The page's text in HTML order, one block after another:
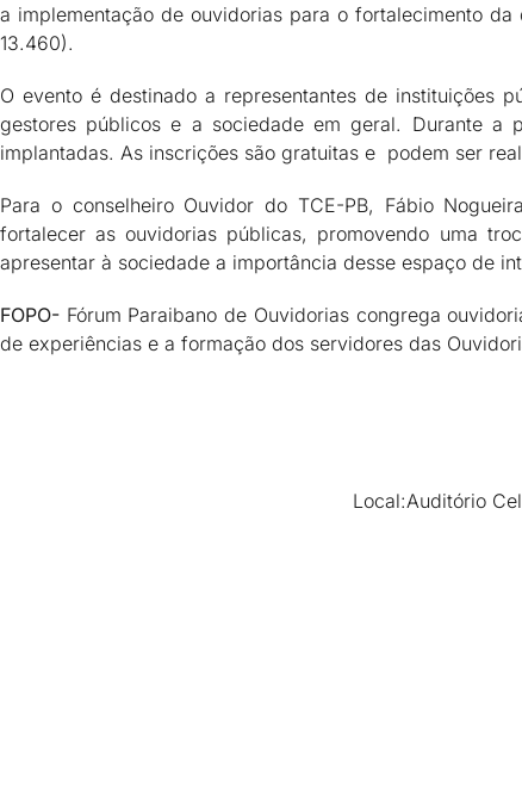
a implementação de ouvidorias para o fortalecimento
13.460).
O evento é destinado a representantes de instituições
gestores públicos e a sociedade em geral. Durante a
implantadas. As inscrições são gratuitas e podem ser
Para o conselheiro Ouvidor do TCE-PB, Fábio
fortalecer as ouvidorias públicas, promovendo uma
apresentar à sociedade a importância desse espaço de
FOPO- Fórum Paraibano de Ouvidorias congrega
de experiências e a formação dos servidores das
Local:Auditório